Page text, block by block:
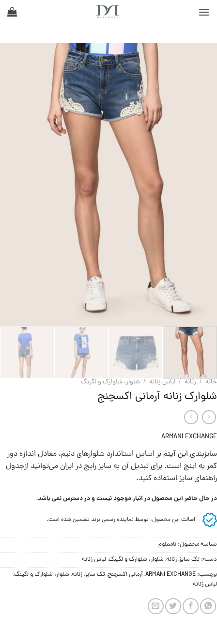
خانه / زنانه / لباس زنانه / شلوار، شلوارک و لگینگ
شلوارک زنانه آرمانی اکسچنج
ARMANI EXCHANGE
سايزبندی اين آيتم بر اساس استاندارد شلوارهای دنيم، معادل اندازه دور
کمر به اينچ است. برای تبديل آن به سايز رايج در ايران می‌توانيد ازجدول
راهنمای سايز استفاده کنيد.
در حال حاضر این محصول در انبار موجود نیست و در دسترس نمی باشد.
اصالت این محصول، توسط نماینده رسمی برند تضمین شده است.
شناسه محصول: نامعلوم
دسته: تک سایز,زنانه, شلوار، شلوارک و لگینگ,لباس زنانه
برچسب: ARMANI EXCHANGE
,آرمانی اکسچنج,تک سایز,زنانه, شلوار، شلوارک و لگینگ,
لباس زنانه